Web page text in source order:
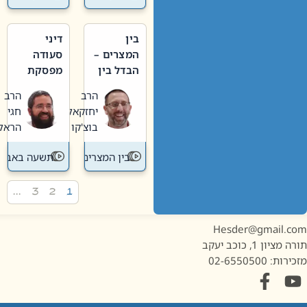
בין
המצרים –
הבדל בין
חדשה
לישנה
הרב
יחזקאל
בוצ'קו
בין המצרים
דיני
סעודה
מפסקת
תשעה
באב
הרב
חגי
הראל
תשעה באב
1, כוכב יעקב
02-6550500